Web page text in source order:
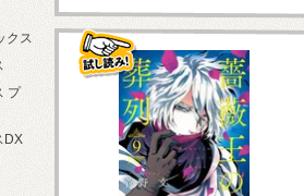
クス
プ
DX